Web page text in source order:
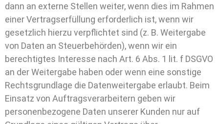
dann an externe Stellen weiter, wenn dies im Rahmen
einer Vertragserfüllung erforderlich ist, wenn wir
gesetzlich hierzu verpflichtet sind (z. B. Weitergabe
von Daten an Steuerbehörden), wenn wir ein
berechtigtes Interesse nach Art. 6 Abs. 1 lit. f DSGVO
an der Weitergabe haben oder wenn eine sonstige
Rechtsgrundlage die Datenweitergabe erlaubt. Beim
Einsatz von Auftragsverarbeitern geben wir
personenbezogene Daten unserer Kunden nur auf